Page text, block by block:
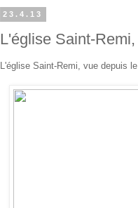
23.4.13
L'église Saint-
L'église Saint-Remi, vue depuis